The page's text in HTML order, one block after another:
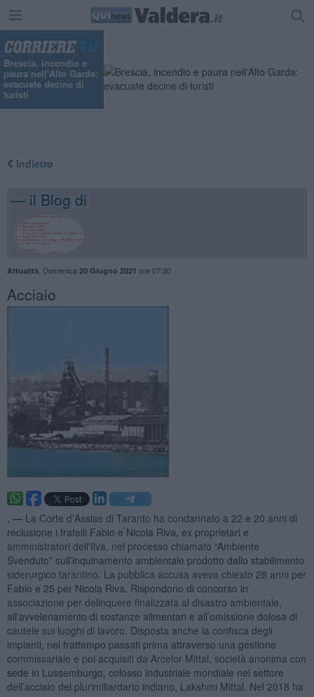
Brescia, incendio e
paura nell'Alto Garda:
evacuate decine di
turisti
Indietro
— il Blog di
Attualità Domenica 20 Giugno 2021 ore 07:30
Acciaio
. — La Corte d'Assise di Taranto ha condannato a 22 e 20 anni di
reclusione i fratelli Fabio e Nicola Riva, ex proprietari e
amministratori dell'Ilva, nel processo chiamato “Ambiente
Svenduto” sull'inquinamento ambientale prodotto dallo stabilimento
siderurgico tarantino. La pubblica accusa aveva chiesto 28 anni per
Fabio e 25 per Nicola Riva. Rispondono di concorso in
associazione per delinquere finalizzata al disastro ambientale,
all'avvelenamento di sostanze alimentari e all’omissione dolosa di
cautele sui luoghi di lavoro. Disposta anche la confisca degli
impianti, nel frattempo passati prima attraverso una gestione
commissariale e poi acquisiti da Arcelor Mittal, società anonima con
sede in Lussemburgo, colosso industriale mondiale nel settore
dell’acciaio del plurimiliardario indiano, Lakshmi Mittal. Nel 2018 ha